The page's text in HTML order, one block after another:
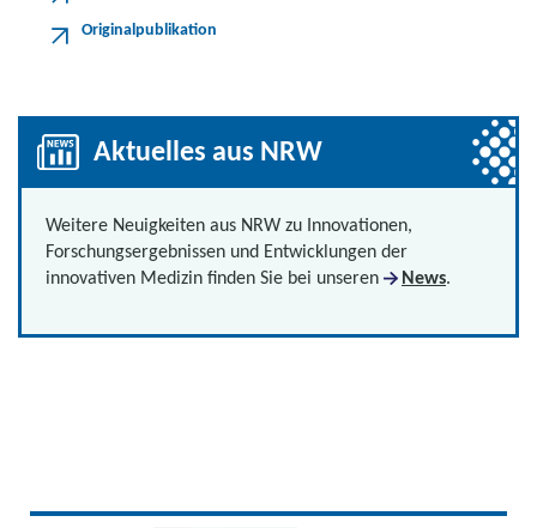
Originalpublikation
Aktuelles aus NRW
Weitere Neuigkeiten aus NRW zu Innovationen,
Forschungsergebnissen und Entwicklungen der
innovativen Medizin finden Sie bei unseren
News.